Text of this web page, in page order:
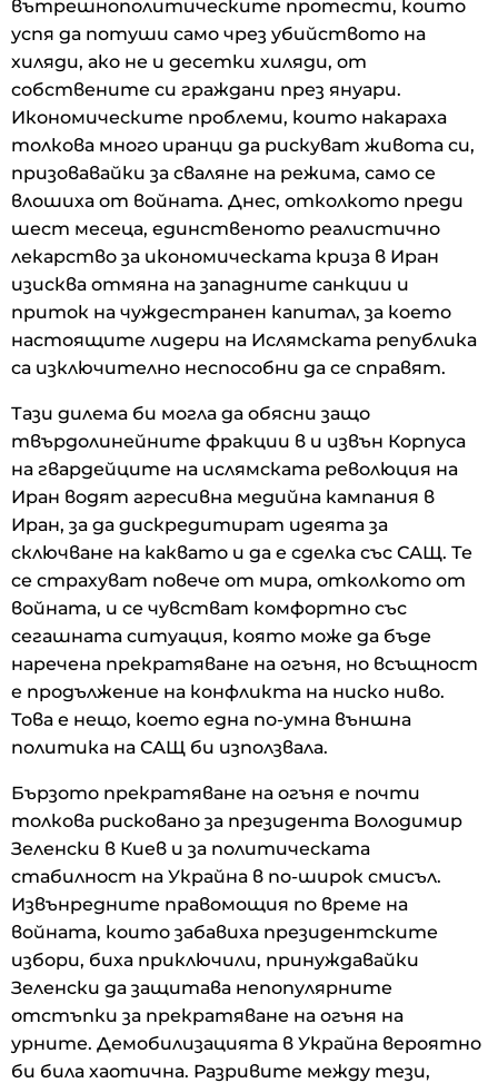
вътрешнополитическите протести, които
успя да потуши само чрез убийството на
хиляди, ако не и десетки хиляди, от
собствените си граждани през януари.
Икономическите проблеми, които накараха
толкова много иранци да рискуват живота си,
призовавайки за сваляне на режима, само се
влошиха от войната. Днес, отколкото преди
шест месеца, единственото реалистично
лекарство за икономическата криза в Иран
изисква отмяна на западните санкции и
приток на чуждестранен капитал, за което
настоящите лидери на Ислямската република
са изключително неспособни да се справят.
Тази дилема би могла да обясни защо
твърдолинейните фракции в и извън Корпуса
на гвардейците на ислямската революция на
Иран водят агресивна медийна кампания в
Иран, за да дискредитират идеята за
сключване на каквато и да е сделка със САЩ. Те
се страхуват повече от мира, отколкото от
войната, и се чувстват комфортно със
сегашната ситуация, която може да бъде
наречена прекратяване на огъня, но всъщност
е продължение на конфликта на ниско ниво.
Това е нещо, което една по-умна външна
политика на САЩ би използвала.
Бързото прекратяване на огъня е почти
толкова рисковано за президента Володимир
Зеленски в Киев и за политическата
стабилност на Украйна в по-широк смисъл.
Извънредните правомощия по време на
войната, които забавиха президентските
избори, биха приключили, принуждавайки
Зеленски да защитава непопулярните
отстъпки за прекратяване на огъня на
урните. Демобилизацията в Украйна вероятно
би била хаотична. Разривите между тези,